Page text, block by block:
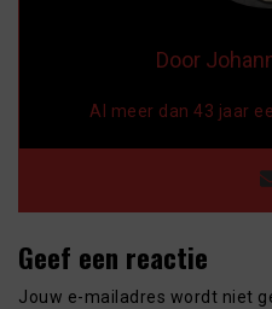
Door
Al meer dan 43 jaar
Geef een reactie
Jouw e-mailadres wordt niet